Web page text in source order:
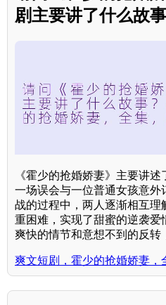
剧主要讲了什么故
《霍少的抢婚娇妻》主要讲
一场误会与一位普通女孩意
战的过程中，两人逐渐相互
重困难，实现了甜蜜的逆袭爱
爽快的情节和意想不到的反转
爽文短剧，霍少的抢婚娇妻，